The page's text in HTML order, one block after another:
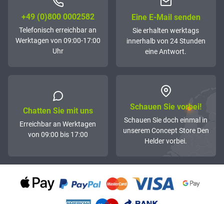
+49 (0)800 0002582
Telefonisch erreichbar an
Werktagen von 09:00-17:00
Uhr
Eine E-Mail senden
Sie erhalten werktags
innerhalb von 24 Stunden
eine Antwort.
Chatten Sie mit uns
Erreichbar an Werktagen
von 09:00 bis 17:00
Schauen Sie vorbei!
Schauen Sie doch einmal in
unserem Concept Store Den
Helder vorbei.